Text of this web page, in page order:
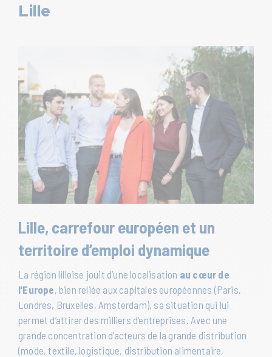
Lille
Lille, carrefour européen et un
territoire d’emploi dynamique
La région lilloise jouit d’une localisation au cœur de
l’Europe, bien reliée aux capitales européennes (Paris,
Londres, Bruxelles, Amsterdam), sa situation qui lui
permet d’attirer des milliers d’entreprises. Avec une
grande concentration d’acteurs de la grande distribution
(mode, textile, logistique, distribution alimentaire,